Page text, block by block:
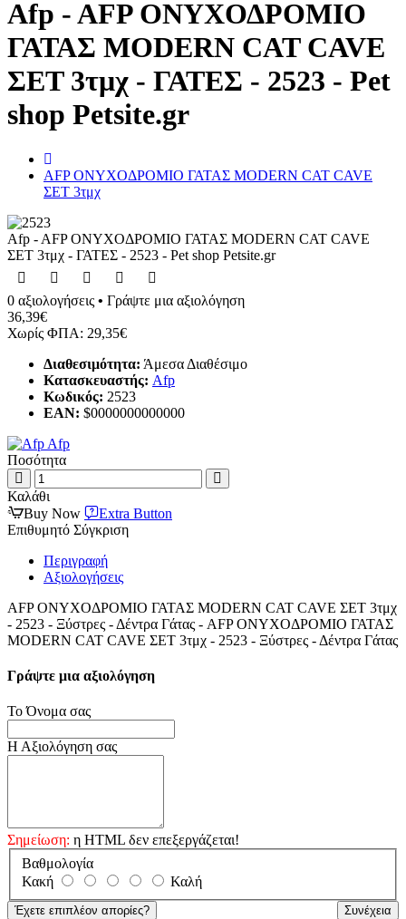
το
κατάστημα
Afp - AFP ΟΝΥΧΟΔΡΟΜΙΟ
ΓΑΤΑΣ MODERN CAT CAVE
ΣΕΤ 3τμχ - ΓΑΤΕΣ - 2523 - Pet
shop Petsite.gr
AFP ΟΝΥΧΟΔΡΟΜΙΟ ΓΑΤΑΣ MODERN CAT CAVE
ΣΕΤ 3τμχ
Afp - AFP ΟΝΥΧΟΔΡΟΜΙΟ ΓΑΤΑΣ MODERN CAT CAVE
ΣΕΤ 3τμχ - ΓΑΤΕΣ - 2523 - Pet shop Petsite.gr
0 αξιολογήσεις • Γράψτε μια αξιολόγηση
36,39€
Χωρίς ΦΠΑ: 29,35€
Διαθεσιμότητα: Άμεσα Διαθέσιμο
Κατασκευαστής: Afp
Κωδικός: 2523
EAN: $0000000000000
Afp
Ποσότητα
Καλάθι
Buy Now
Extra Button
Επιθυμητό Σύγκριση
Περιγραφή
Αξιολογήσεις
AFP ΟΝΥΧΟΔΡΟΜΙΟ ΓΑΤΑΣ MODERN CAT CAVE ΣΕΤ 3τμχ
- 2523 - Ξύστρες - Δέντρα Γάτας - AFP ΟΝΥΧΟΔΡΟΜΙΟ ΓΑΤΑΣ
MODERN CAT CAVE ΣΕΤ 3τμχ - 2523 - Ξύστρες - Δέντρα Γάτας
Γράψτε μια αξιολόγηση
Το Όνομα σας
Η Αξιολόγηση σας
Σημείωση: η HTML δεν επεξεργάζεται!
Βαθμολογία
Βαθμολογία
Κακή
Καλή
Συνέχεια
Έχετε επιπλέον απορίες?